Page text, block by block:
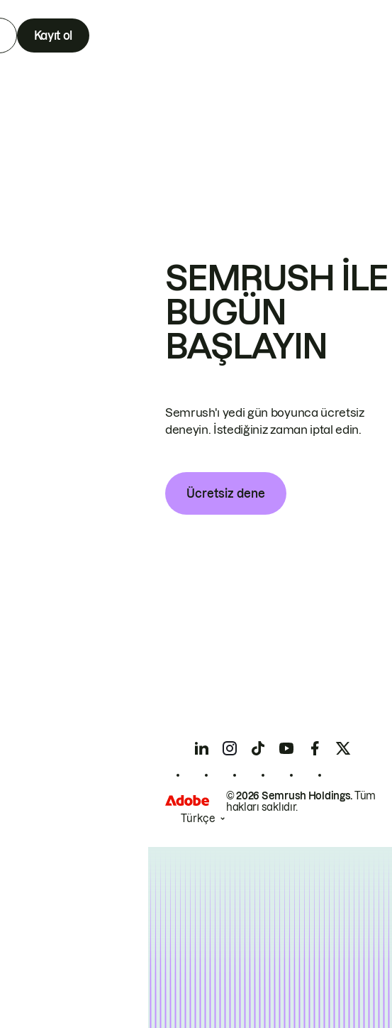
Kayıt ol
SEMRUSH ILE
BUGÜN
BAŞLAYIN
Semrush'ı yedi gün boyunca ücretsiz
deneyin. İstediğiniz zaman iptal edin.
Ücretsiz dene
© 2026 Semrush Holdings.Tüm
hakları saklıdır.
Türkçe